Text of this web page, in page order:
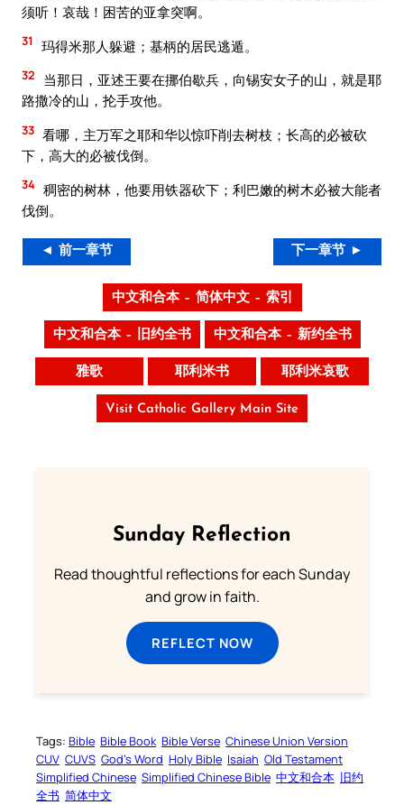
须听！哀哉！困苦的亚拿突啊。
31 玛得米那人躲避；基柄的居民逃遁。
32
当那日，亚述王要在挪伯歇兵，向锡安女子的山，就是耶
路撒冷的山，抡手攻他。
33 看哪，主万军之耶和华以惊吓削去树枝；长高的必被砍
下，高大的必被伐倒。
34 稠密的树林，他要用铁器砍下；利巴嫩的树木必被大能者
伐倒。
◄ 前一章节 下一章节 ►
中文和合本 – 简体中文 – 索引
中文和合本 – 旧约全书 中文和合本 – 新约全书
雅歌 耶利米书 耶利米哀歌
Visit Catholic Gallery Main Site
Sunday Reflection
Read thoughtful reflections for each Sunday
and grow in faith.
REFLECT NOW
Tags: Bible Bible Book Bible Verse Chinese Union Version
CUV CUVS God’s Word Holy Bible Isaiah Old Testament
Simplified Chinese Simplified Chinese Bible 中文和合本 旧约
全书 简体中文